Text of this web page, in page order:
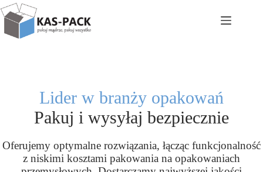
Przejdź
do
treści
Lider w branży opakowań
Pakuj i wysyłaj bezpiecznie
Oferujemy optymalne rozwiązania, łącząc funkcjonalność
z niskimi kosztami pakowania na opakowaniach